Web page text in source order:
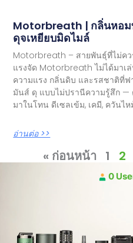
Motorbreath | กลิ่นหอม
ดุจเหยียบมิดไมล์
Motorbreath – สายพันธุ์ที่ไม่คว
แรงจัด Motorbreath ไม่ได้มาเ
ความแรง กลิ่นดิบ และรสชาติที่
มันส์ ดุ แบบไม่ปรานีความรู้สึก —
มาในโทน ดีเซลเข้ม, เคมี, ควันไ
อ่านต่อ >>
« ก่อนหน้า 1 2
0